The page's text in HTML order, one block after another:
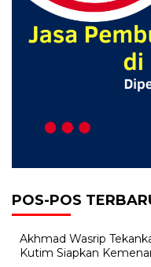
POS-POS
Akhmad Wasrip
Kutim Siapkan